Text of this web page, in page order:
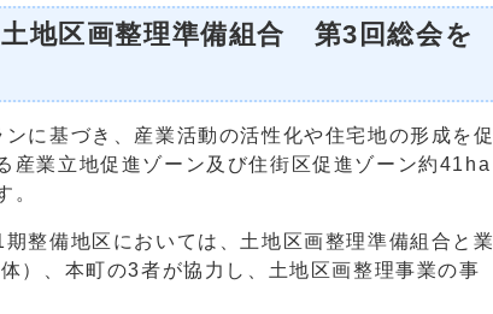
地区画整理準備組合 第3回総会を
に基づき、産業活動の活性化や住宅地の形成を促
産業立地促進ゾーン及び住街区促進ゾーン約41ha
。
整備地区においては、土地区画整理準備組合と業
）、本町の3者が協力し、土地区画整理事業の事